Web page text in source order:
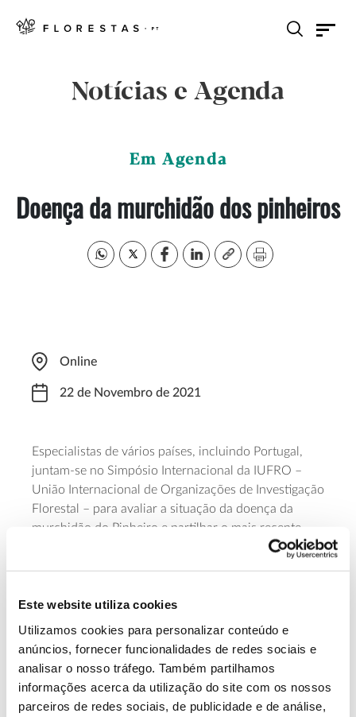
Este website utiliza cookies
Utilizamos cookies para personalizar conteúdo e
anúncios, fornecer funcionalidades de redes sociais e
analisar o nosso tráfego. Também partilhamos
informações acerca da utilização do site com os nossos
parceiros de redes sociais, de publicidade e de análise,
Notícias e Agenda
Em Agenda
Doença da murchidão dos pinheiros
Online
22 de Novembro de 2021
Especialistas de vários países, incluindo Portugal,
juntam-se no Simpósio Internacional da IUFRO –
União Internacional de Organizações de Investigação
Florestal – para avaliar a situação da doença da
murchidão do Pinheiro e partilhar o mais recente
conhecimento sobre o nemátodo da madeira do
individual para poderem ser acompanhadas
Saiba mais sobre este webinar
13.07.2026